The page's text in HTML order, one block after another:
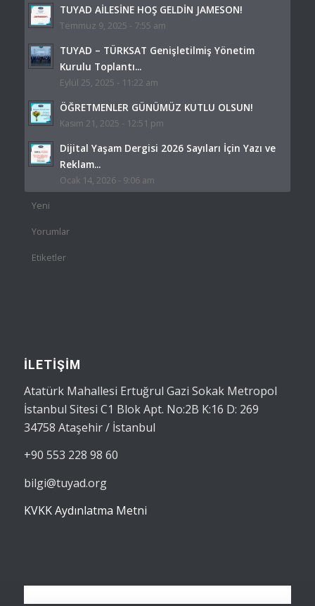
TUYAD AİLESİNE HOŞ GELDİN JAMESON!
Temmuz 9, 2025 - 7:55 am
TUYAD – TÜRKSAT Genişletilmiş Yönetim
Kurulu Toplantı...
Eylül 25, 2025 - 11:22 am
ÖĞRETMENLER GÜNÜMÜZ KUTLU OLSUN!
Kasım 21, 2025 - 12:51 pm
Dijital Yaşam Dergisi 2026 Sayıları İçin Yazı ve
Reklam...
Ocak 14, 2026 - 9:06 am
Yeni
Yorumlar
Etiketler
İLETİŞİM
Atatürk Mahallesi Ertuğrul Gazi Sokak Metropol
İstanbul Sitesi C1 Blok Apt. No:2B K:16 D: 269
34758 Ataşehir / İstanbul
+90 553 228 98 60
bilgi@tuyad.org
KVKK Aydınlatma Metni